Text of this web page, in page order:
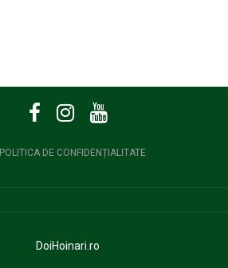
POLITICA DE CONFIDENȚIALITATE
DoiHoinari.ro